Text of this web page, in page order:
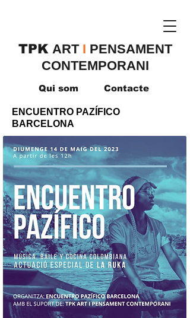
TPK ​ART I PENSAMENT
CONTEMPORANI
Qui som Contacte
ENCUENTRO PAZÍFICO
BARCELONA